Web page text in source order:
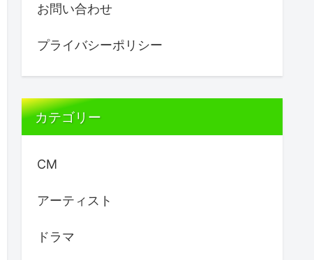
お問い合わせ
プライバシーポリシー
カテゴリー
CM
アーティスト
ドラマ